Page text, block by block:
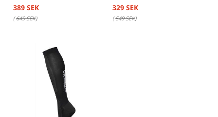
389 SEK
(649 SEK)
329 SEK
(549 SEK)